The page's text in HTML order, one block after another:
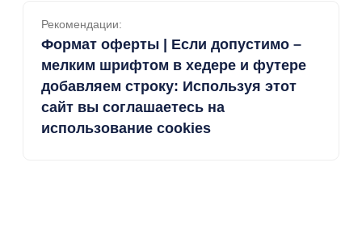
Рекомендации:
Формат оферты | Если допустимо –
мелким шрифтом в хедере и футере
добавляем строку: Используя этот
сайт вы соглашаетесь на
использование cookies